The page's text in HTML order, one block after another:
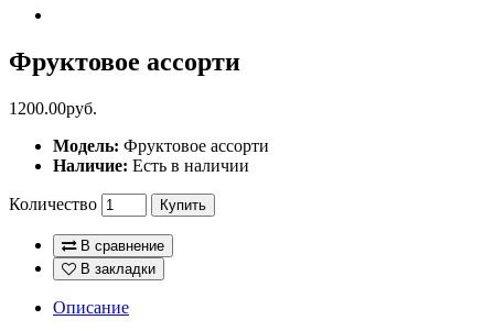
Фруктовое ассорти
1200.00руб.
Модель: Фруктовое ассорти
Наличие: Есть в наличии
Количество Купить
В сравнение
В закладки
Описание